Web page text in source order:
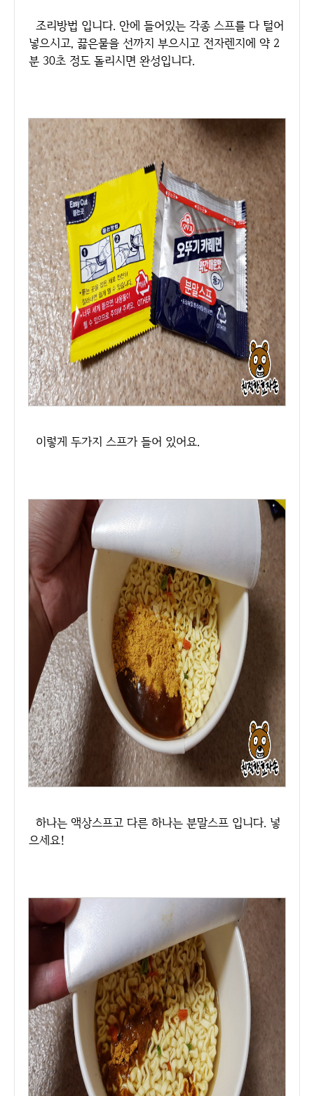
조리방법 입니다. 안에 들어있는 각종 스프를 다 털어
넣으시고, 끓은물을 선까지 부으시고 전자렌지에 약 2
분 30초 정도 돌리시면 완성입니다.
이렇게 두가지 스프가 들어 있어요.
하나는 액상스프고 다른 하나는 분말스프 입니다. 넣
으세요!